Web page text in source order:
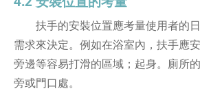
扶手的安裝位置應考量使用者的日
需求來決定。例如在浴室內，扶手應
旁邊等容易打滑的區域；起身。廁所
旁或門口處。